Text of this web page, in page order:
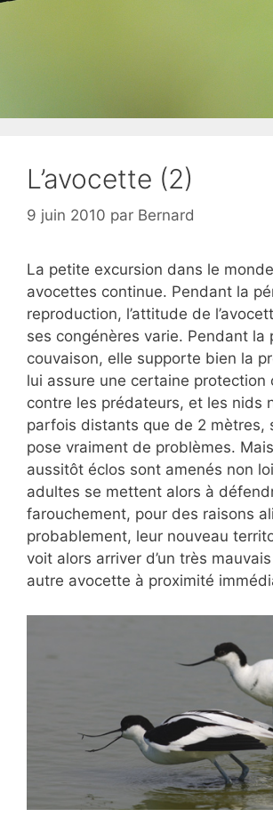
L’avocette (2)
9 juin 2010 par Bernard
La petite excursion dans le
avocettes continue. Pendant la
reproduction, l’attitude de
ses congénères varie. Pendant la
couvaison, elle supporte bien la
lui assure une certaine protection
contre les prédateurs, et les nids
parfois distants que de 2 mètres,
pose vraiment de problèmes.
aussitôt éclos sont amenés non
adultes se mettent alors à
farouchement, pour des raisons
probablement, leur nouveau
voit alors arriver d’un très
autre avocette à proximité